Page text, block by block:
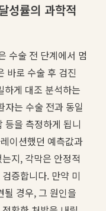
성률의 과학적
수술 전 단계에서 멈
바로 수술 후 검진
하게 대조 분석하는
자는 수술 전과 동일
등을 측정하게 됩니
이션했던 예측값과
지, 각막은 안정적
증합니다. 만약 미
될 경우, 그 원인을